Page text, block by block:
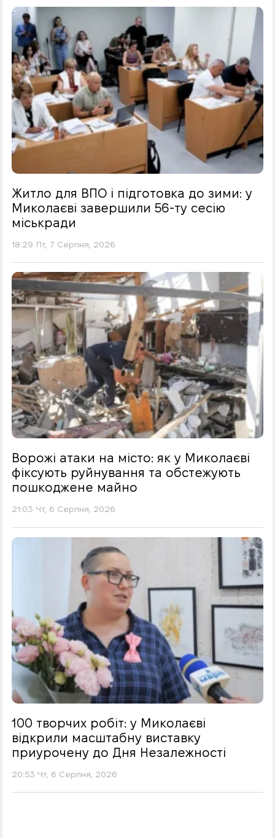
Житло для ВПО і підготовка до зими: у
Миколаєві завершили 56-ту сесію
міськради
18:29 Пт, 7 Серпня, 2026
Ворожі атаки на місто: як у Миколаєві
фіксують руйнування та обстежують
пошкоджене майно
21:03 Чт, 6 Серпня, 2026
100 творчих робіт: у Миколаєві
відкрили масштабну виставку
приурочену до Дня Незалежності
20:53 Чт, 6 Серпня, 2026